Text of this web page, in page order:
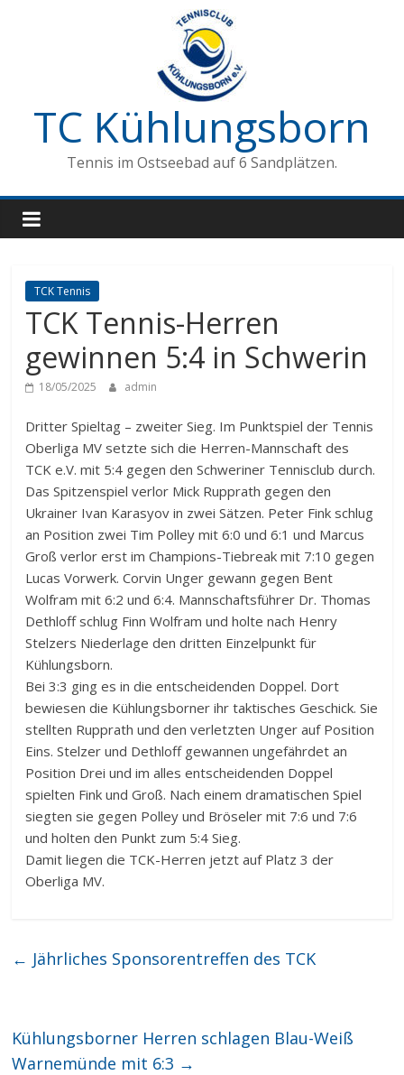
TC Kühlungsborn
Tennis im Ostseebad auf 6 Sandplätzen.
TCK Tennis
TCK Tennis-Herren
gewinnen 5:4 in Schwerin
18/05/2025 admin
Dritter Spieltag – zweiter Sieg. Im Punktspiel der Tennis
Oberliga MV setzte sich die Herren-Mannschaft des
TCK e.V. mit 5:4 gegen den Schweriner Tennisclub durch.
Das Spitzenspiel verlor Mick Rupprath gegen den
Ukrainer Ivan Karasyov in zwei Sätzen. Peter Fink schlug
an Position zwei Tim Polley mit 6:0 und 6:1 und Marcus
Groß verlor erst im Champions-Tiebreak mit 7:10 gegen
Lucas Vorwerk. Corvin Unger gewann gegen Bent
Wolfram mit 6:2 und 6:4. Mannschaftsführer Dr. Thomas
Dethloff schlug Finn Wolfram und holte nach Henry
Stelzers Niederlage den dritten Einzelpunkt für
Kühlungsborn.
Bei 3:3 ging es in die entscheidenden Doppel. Dort
bewiesen die Kühlungsborner ihr taktisches Geschick. Sie
stellten Rupprath und den verletzten Unger auf Position
Eins. Stelzer und Dethloff gewannen ungefährdet an
Position Drei und im alles entscheidenden Doppel
spielten Fink und Groß. Nach einem dramatischen Spiel
siegten sie gegen Polley und Bröseler mit 7:6 und 7:6
und holten den Punkt zum 5:4 Sieg.
Damit liegen die TCK-Herren jetzt auf Platz 3 der
Oberliga MV.
← Jährliches Sponsorentreffen des TCK
Kühlungsborner Herren schlagen Blau-Weiß
Warnemünde mit 6:3 →